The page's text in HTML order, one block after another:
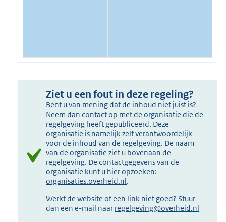
Ziet u een fout in deze regeling?
Bent u van mening dat de inhoud niet juist is?
Neem dan contact op met de organisatie die de
regelgeving heeft gepubliceerd. Deze
organisatie is namelijk zelf verantwoordelijk
voor de inhoud van de regelgeving. De naam
van de organisatie ziet u bovenaan de
regelgeving. De contactgegevens van de
organisatie kunt u hier opzoeken:
organisaties.overheid.nl.
Werkt de website of een link niet goed? Stuur
dan een e-mail naar regelgeving@overheid.nl